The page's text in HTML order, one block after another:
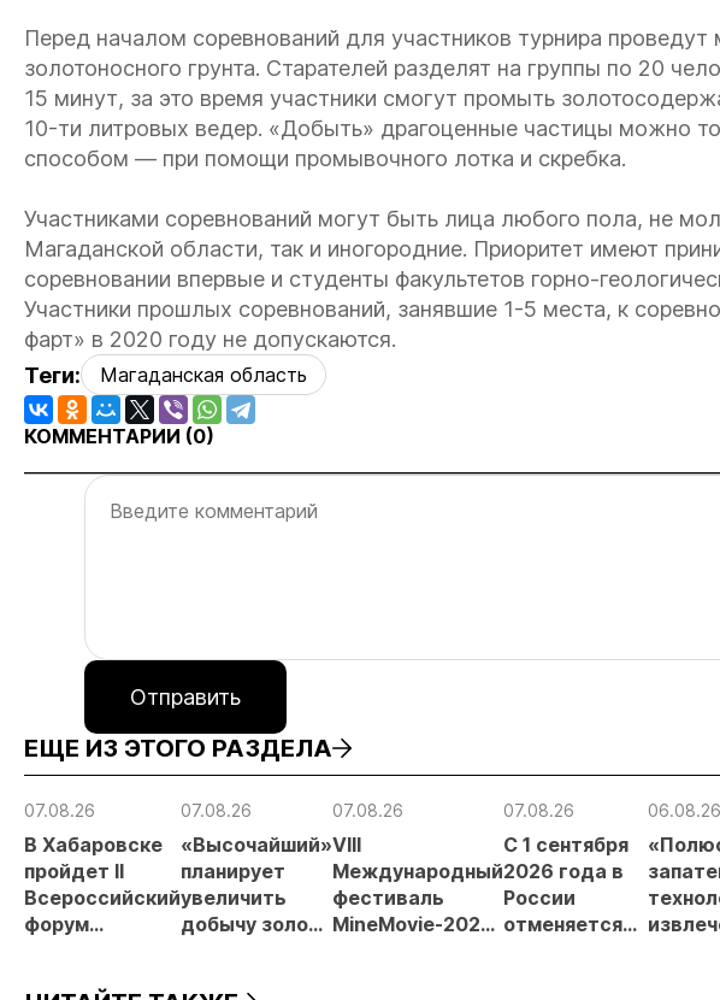
Перед началом соревнований для участников турнира
золотоносного грунта. Старателей разделят на группы по 20
15 минут, за это время участники смогут промыть
10-ти литровых ведер. «Добыть» драгоценные частицы можно
способом — при помощи промывочного лотка и скребка.
Участниками соревнований могут быть лица любого пола, не
Магаданской области, так и иногородние. Приоритет имеют
соревновании впервые и студенты факультетов горно-
Участники прошлых соревнований, занявшие 1-5 места, к
фарт» в 2020 году не допускаются.
Теги:
Магаданская область
КОММЕНТАРИИ (0)
Отправить
ЕЩЕ ИЗ ЭТОГО РАЗДЕЛА
07.08.26
В Хабаровске
пройдет II
Всероссийский
форум
07.08.26
«Высочайший»
планирует
увеличить
добычу золота
07.08.26
VIII
Международный
фестиваль
MineMovie-2026
07.08.26
С 1 сентября
2026 года в
России
отменяется
06.08.26